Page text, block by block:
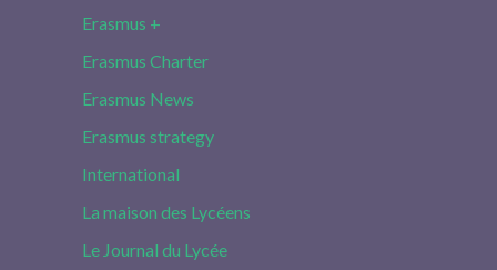
Erasmus +
Erasmus Charter
Erasmus News
Erasmus strategy
International
La maison des Lycéens
Le Journal du Lycée